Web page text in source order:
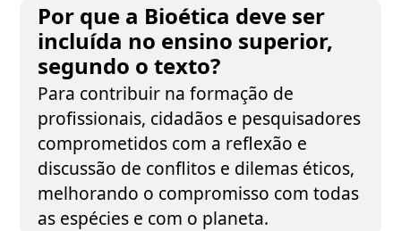
Por que a Bioética deve ser
incluída no ensino superior,
segundo o texto?
Para contribuir na formação de
profissionais, cidadãos e pesquisadores
comprometidos com a reflexão e
discussão de conflitos e dilemas éticos,
melhorando o compromisso com todas
as espécies e com o planeta.